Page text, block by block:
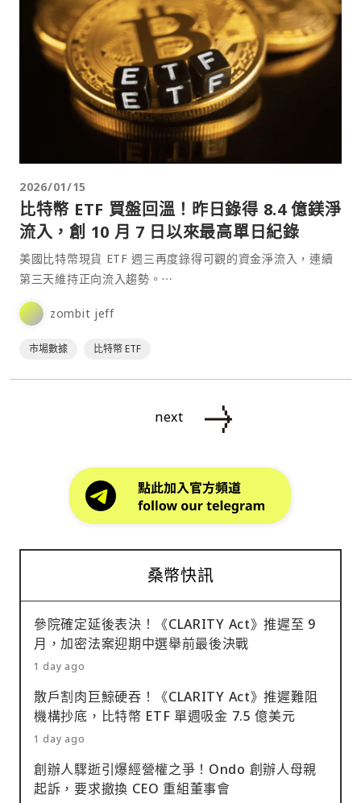
2026/01/15
比特幣 ETF 買盤回溫！昨日錄得 8.4 億鎂淨
流入，創 10 月 7 日以來最高單日紀錄
美國比特幣現貨 ETF 週三再度錄得可觀的資金淨流入，連續
第三天維持正向流入趨勢。⋯
zombit jeff
市場數據 比特幣 ETF
next
桑幣快訊
參院確定延後表決！《CLARITY Act》推遲至 9
月，加密法案迎期中選舉前最後決戰
1 day ago
散戶割肉巨鯨硬吞！《CLARITY Act》推遲難阻
機構抄底，比特幣 ETF 單週吸金 7.5 億美元
1 day ago
創辦人驟逝引爆經營權之爭！Ondo 創辦人母親
起訴，要求撤換 CEO 重組董事會